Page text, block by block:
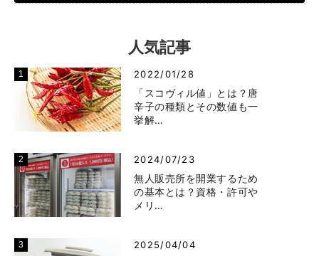
人気記事
2022/01/28
「スコヴィル値」とは？唐
辛子の種類とその数値も一
挙解…
2024/07/23
無人販売所を開業するため
の基本とは？資格・許可や
メリ…
2025/04/04